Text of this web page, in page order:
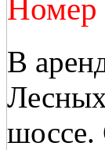
Номер
В